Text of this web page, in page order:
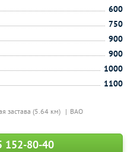
застава (5.64 км) ВАО
600
750
900
900
1000
1100
152-80-40